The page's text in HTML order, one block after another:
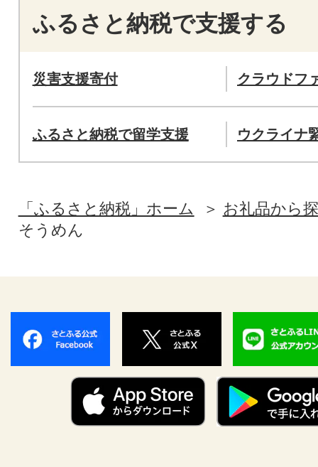
ふるさと納税で支援する
災害支援寄付 クラウドフ
ふるさと納税で留学支援 ウクライナ
「ふるさと納税」ホーム
お礼品から
そうめん